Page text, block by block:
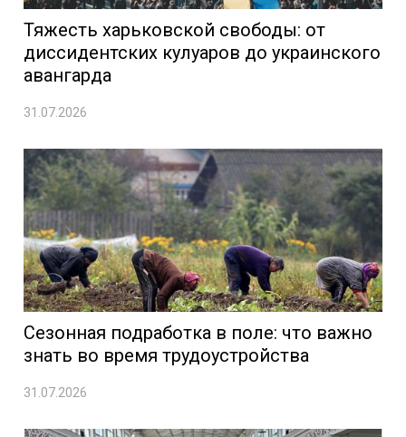
Тяжесть харьковской свободы: от
диссидентских кулуаров до украинского
авангарда
31.07.2026
Сезонная подработка в поле: что важно
знать во время трудоустройства
31.07.2026